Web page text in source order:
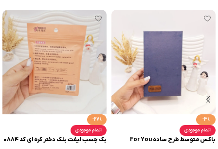
-3%
اتمام موجودی
باکس متوسط طرح ساده For You
-27%
اتمام موجودی
پک چسب لیفت پلک دختر کره ای کد 0884